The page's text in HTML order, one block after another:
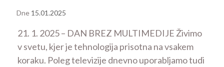
Dne 15.01.2025
21. 1. 2025 – DAN BREZ MULTIMEDIJE Živimo
v svetu, kjer je tehnologija prisotna na vsakem
koraku. Poleg televizije dnevno uporabljamo tudi